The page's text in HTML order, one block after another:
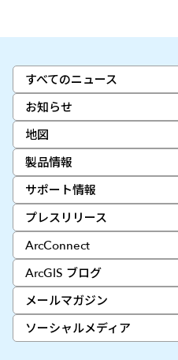
すべてのニュース
お知らせ
地図
製品情報
サポート情報
プレスリリース
ArcConnect
ArcGIS ブログ
メールマガジン
ソーシャルメディア